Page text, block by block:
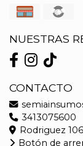
NUESTRAS
CONTACTO
3413075600
Rodriguez
Botón de